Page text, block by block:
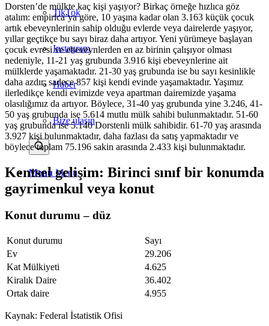
TikTok
Instagram
Haber
Bize ulaşın
Menu Menu
Dorsten’de mülkte kaç kişi yaşıyor? Birkaç örneğe hızlıca göz
atalım: empirica’ya göre, 10 yaşına kadar olan 3.163 küçük çocuk
artık ebeveynlerinin sahip olduğu evlerde veya dairelerde yaşıyor,
yıllar geçtikçe bu sayı biraz daha artıyor. Yeni yürümeye başlayan
çocuk evresi ve ebeveynlerden en az birinin çalışıyor olması
nedeniyle, 11-21 yaş grubunda 3.916 kişi ebeveynlerine ait
mülklerde yaşamaktadır. 21-30 yaş grubunda ise bu sayı kesinlikle
daha azdır; sadece 857 kişi kendi evinde yaşamaktadır. Yaşımız
ilerledikçe kendi evimizde veya apartman dairemizde yaşama
olasılığımız da artıyor. Böylece, 31-40 yaş grubunda yine 3.246, 41-
50 yaş grubunda ise 5.614 mutlu mülk sahibi bulunmaktadır. 51-60
yaş grubunda ise 5.140 Dorstenli mülk sahibidir. 61-70 yaş arasında
3.927 kişi bulunmaktadır, daha fazlası da satış yapmaktadır ve
böylece toplam 75.196 sakin arasında 2.433 kişi bulunmaktadır.
Kentsel gelişim: Birinci sınıf bir konumda
gayrimenkul veya konut
Konut durumu – düz
Konut durumu
Sayı
Ev
29.206
Kat Mülkiyeti
4.625
Kiralık Daire
36.402
Ortak daire
4.955
Kaynak: Federal İstatistik Ofisi